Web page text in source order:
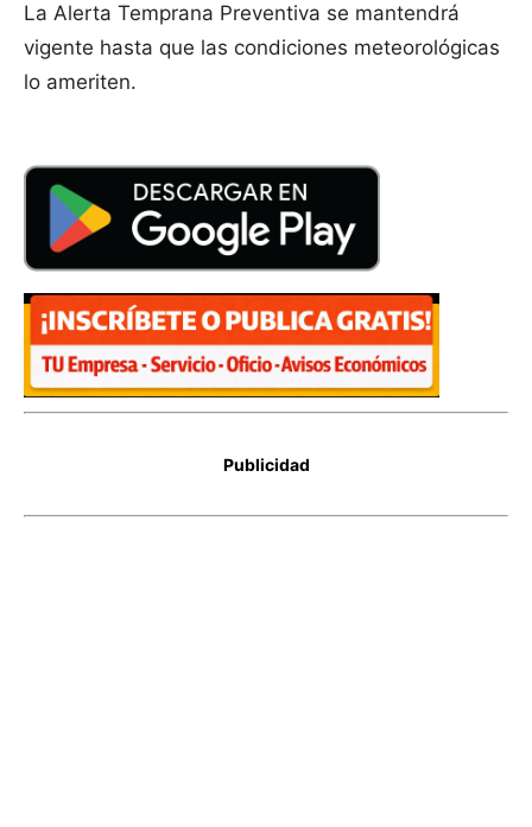
La Alerta Temprana Preventiva se mantendrá
vigente hasta que las condiciones meteorológicas
lo ameriten.
Publicidad